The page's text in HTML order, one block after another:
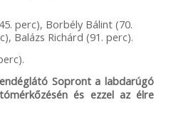
perc), Borbély Bálint (70.
Balázs Richárd (91. perc).
Sopront a labdarúgó
és ezzel az élre